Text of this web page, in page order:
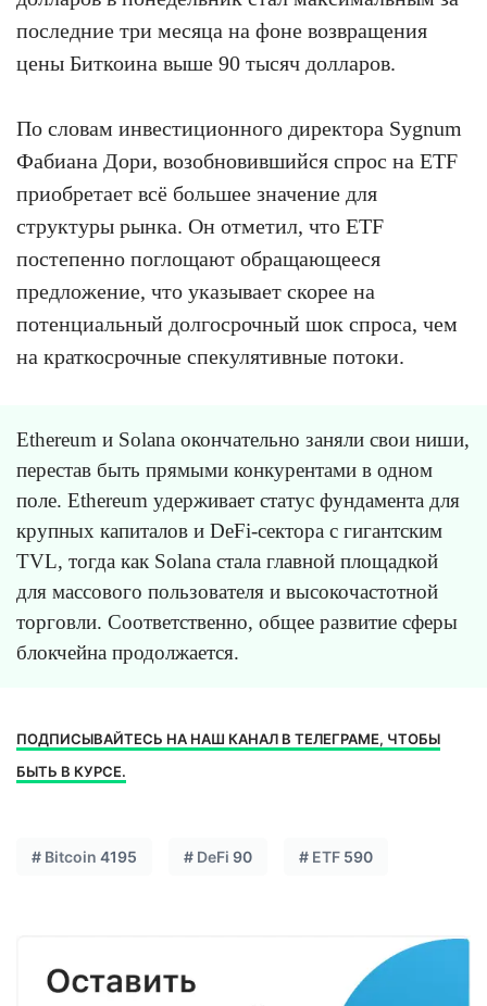
последние три месяца на фоне возвращения
цены Биткоина выше 90 тысяч долларов.
По словам инвестиционного директора Sygnum
Фабиана Дори, возобновившийся спрос на ETF
приобретает всё большее значение для
структуры рынка. Он отметил, что ETF
постепенно поглощают обращающееся
предложение, что указывает скорее на
потенциальный долгосрочный шок спроса, чем
на краткосрочные спекулятивные потоки.
Ethereum и Solana окончательно заняли свои ниши,
перестав быть прямыми конкурентами в одном
поле. Ethereum удерживает статус фундамента для
крупных капиталов и DeFi-сектора с гигантским
TVL, тогда как Solana стала главной площадкой
для массового пользователя и высокочастотной
торговли. Соответственно, общее развитие сферы
блокчейна продолжается.
ПОДПИСЫВАЙТЕСЬ НА НАШ КАНАЛ В ТЕЛЕГРАМЕ, ЧТОБЫ
БЫТЬ В КУРСЕ.
# Bitcoin 4195 # DeFi 90 # ETF 590